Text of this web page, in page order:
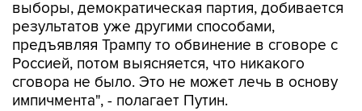
выборы, демократическая партия, добивается
результатов уже другими способами,
предъявляя Трампу то обвинение в сговоре с
Россией, потом выясняется, что никакого
сговора не было. Это не может лечь в основу
импичмента", - полагает Путин.